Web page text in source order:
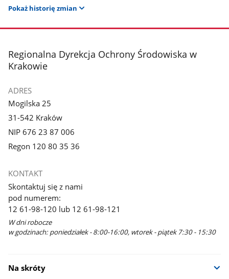
Pokaż historię zmian
stopka
Regionalna Dyrekcja Ochrony Środowiska w
Krakowie
ADRES
Mogilska 25
31-542 Kraków
NIP 676 23 87 006
Regon 120 80 35 36
KONTAKT
Skontaktuj się z nami
pod numerem:
12 61-98-120 lub 12 61-98-121
W dni robocze
w godzinach: poniedziałek - 8:00-16:00, wtorek - piątek 7:30 - 15:30
Na skróty